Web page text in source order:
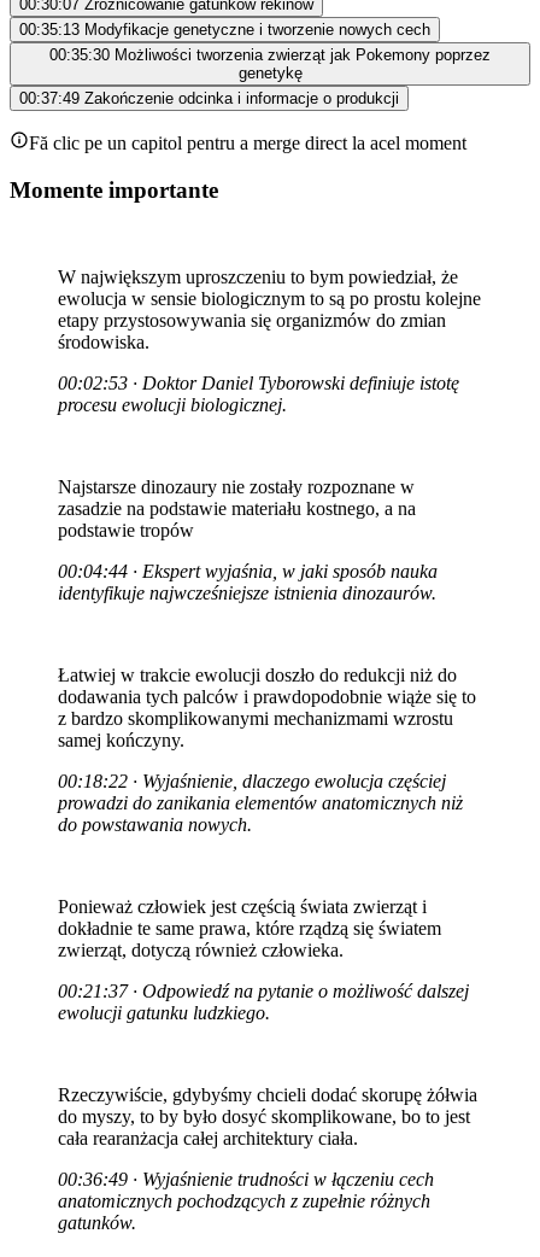
00:30:07 Zróżnicowanie gatunków rekinów
00:35:13 Modyfikacje genetyczne i tworzenie nowych cech
00:35:30 Możliwości tworzenia zwierząt jak Pokemony poprzez
genetykę
00:37:49 Zakończenie odcinka i informacje o produkcji
Fă clic pe un capitol pentru a merge direct la acel moment
Momente importante
W największym uproszczeniu to bym powiedział, że
ewolucja w sensie biologicznym to są po prostu kolejne
etapy przystosowywania się organizmów do zmian
środowiska.
00:02:53 · Doktor Daniel Tyborowski definiuje istotę
procesu ewolucji biologicznej.
Najstarsze dinozaury nie zostały rozpoznane w
zasadzie na podstawie materiału kostnego, a na
podstawie tropów
00:04:44 · Ekspert wyjaśnia, w jaki sposób nauka
identyfikuje najwcześniejsze istnienia dinozaurów.
Łatwiej w trakcie ewolucji doszło do redukcji niż do
dodawania tych palców i prawdopodobnie wiąże się to
z bardzo skomplikowanymi mechanizmami wzrostu
samej kończyny.
00:18:22 · Wyjaśnienie, dlaczego ewolucja częściej
prowadzi do zanikania elementów anatomicznych niż
do powstawania nowych.
Ponieważ człowiek jest częścią świata zwierząt i
dokładnie te same prawa, które rządzą się światem
zwierząt, dotyczą również człowieka.
00:21:37 · Odpowiedź na pytanie o możliwość dalszej
ewolucji gatunku ludzkiego.
Rzeczywiście, gdybyśmy chcieli dodać skorupę żółwia
do myszy, to by było dosyć skomplikowane, bo to jest
cała rearanżacja całej architektury ciała.
00:36:49 · Wyjaśnienie trudności w łączeniu cech
anatomicznych pochodzących z zupełnie różnych
gatunków.